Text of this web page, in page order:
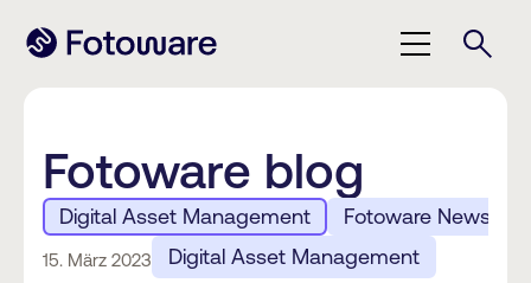
Fotoware blog
Digital Asset Management Fotoware News
15. März 2023 Digital Asset Management